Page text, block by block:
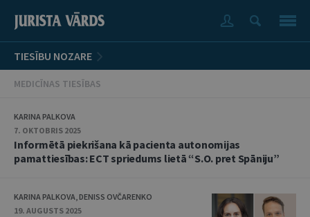
TIESĪBU NOZARE
MEDICĪNAS TIESĪBAS
KARINA PALKOVA
7. OKTOBRIS 2025
Informētā piekrišana kā pacienta autonomijas
pamattiesības: ECT spriedums lietā “S.O. pret Spāniju”
KARINA PALKOVA, DENISS OVČARENKO
19. AUGUSTS 2025